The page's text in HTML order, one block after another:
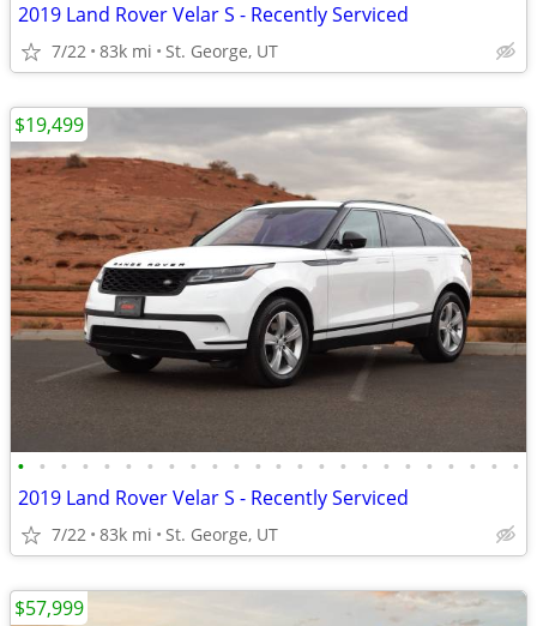
2019 Land Rover Velar S - Recently Serviced
7/22 83k mi St. George, UT
• • • • • • • • • • • • • • • • • • • • • • • •
2019 Land Rover Velar S - Recently Serviced
7/22 83k mi St. George, UT
$19,499
$57,999